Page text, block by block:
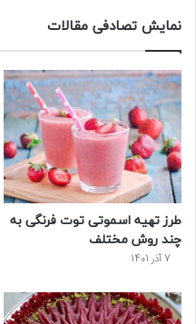
س
ب
و
ک
ی
ت
ر
نمایش تصادفی مقالات
طرز تهیه اسموتی توت فرنگی به
چند روش مختلف
7 آذر 1401